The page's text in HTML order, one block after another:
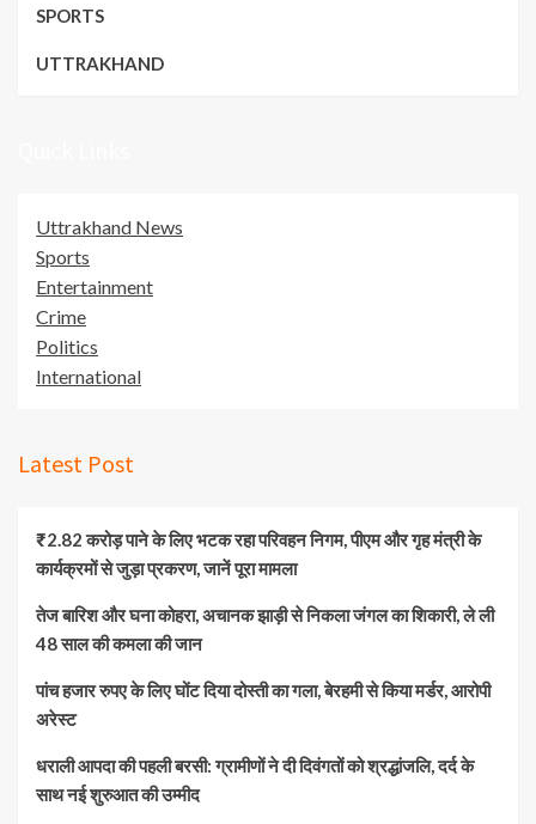
SPORTS
UTTRAKHAND
Uttrakhand News
Sports
Entertainment
Crime
Politics
International
Latest Post
₹2.82 करोड़ पाने के लिए भटक रहा परिवहन निगम, पीएम और गृह मंत्री के
कार्यक्रमों से जुड़ा प्रकरण, जानें पूरा मामला
तेज बारिश और घना कोहरा, अचानक झाड़ी से निकला जंगल का शिकारी, ले ली
48 साल की कमला की जान
पांच हजार रुपए के लिए घोंट दिया दोस्ती का गला, बेरहमी से किया मर्डर, आरोपी
अरेस्ट
धराली आपदा की पहली बरसी: ग्रामीणों ने दी दिवंगतों को श्रद्धांजलि, दर्द के
साथ नई शुरुआत की उम्मीद